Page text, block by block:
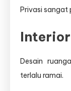
Privasi sangat
Desain
terlalu ramai.